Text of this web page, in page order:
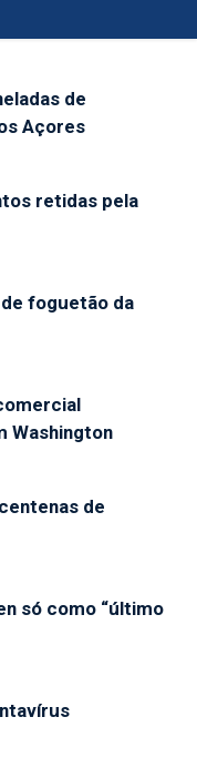
de
Açores
retidas pela
foguetão da
Washington
de
só como “último